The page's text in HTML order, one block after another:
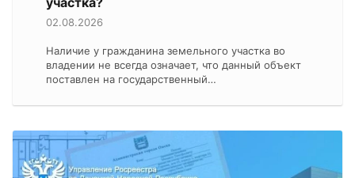
02.08.2026
Наличие у гражданина земельного участка во
владении не всегда означает, что данный объект
поставлен на государственный…